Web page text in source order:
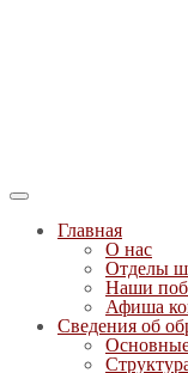
Главная
О нас
Отделы
Наши
Афиша
Сведения об